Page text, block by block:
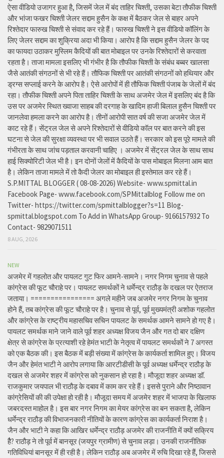
ऐसा वीडियो उजागर हुआ है, जिसमें जेल में बंद ताहिर चिश्ती, उसका बेटा तौफीक चिश्ती
और भांजा फखर चिश्ती जेलर सद्दाम हुसैन के कक्ष में बैठकर जेल से बाहर अपने
रिश्तेदार फारुख चिश्ती से संवाद कर रहे हैं। फारुख चिश्ती ने इस वीडियो कॉलिंग के
लिए जेलर सद्दाम का शुक्रिया अदा भी किया। आरोप है कि सद्दाम हुसैन जेलर के पद
का फायदा उठाकर मुस्लिम कैदियों की बात मोबाइल पर उनके रिश्तेदारों से करवाता
रहता है। ताजा मामला इसलिए भी गंभीर है कि तौफीक चिश्ती के संबंध बब्बर खालसा
जैसे आतंकी संगठनों से भी रहे हैं। तौफिक चिश्ती पर आतंकी संगठनों को हथियार और
ड्रग्स सप्लाई करने के आरोप है। ऐसे आरोपों में ही तौफिक चिश्ती पंजाब के जेलों में बंद
रहा। तौफीक चिश्ती अपने पिता ताहिर चिश्ती के साथ अजमेर जेल में इसलिए बंद है कि
उस पर अजमेर स्थित ख्वाजा साहब की दरगाह के खादिम हाजी बिलाल हुसैन चिश्ती पर
जानलेवा हमला करने का आरोप है। तीनों आरोपी सात वर्ष की सजा अजमेर जेल में
काट रहे हैं। सेंट्रल जेल से अपने रिश्तेदारों से वीडियो कॉल पर बात करने की इस
घटना से जेल की सुरक्षा व्यवस्था पर भी सवाल उठते हैं। सरकार को इस पूरे मामले की
गंभीरता के साथ जांच पड़ताल करवानी चाहिए । अजमेर में सेंट्रल जेल के साथ साथ
हाई सिक्योरिटी जेल भी है। इन दोनों जेलों में कैदियों के पास मोबाइल मिलना आम बात
है। लेकिन ताजा मामले में तो कैदी जेलर का मोबाइल ही इस्तेमाल कर रहे हैं।
S.P.MITTAL BLOGGER ( 08-08-2026) Website- www.spmittal.in
Facebook Page- www.facebook.com/SPMittalblog Follow me on
Twitter- https://twitter.com/spmittalblogger?s=11 Blog-
spmittal.blogspot.com To Add in WhatsApp Group- 9166157932 To
Contact- 9829071511
8 AUG, 2026
NEW
अजमेर में गहलोत और पायलट गुट फिर आमने-सामने। नगर निगम चुनाव से पहले
कांग्रेस की फूट चौराहे पर। पायलट समर्थकों ने धर्मेन्द्र राठौड़ के दखल पर ऐतराज
जताया। ================ अगले महीने जब अजमेर नगर निगम के चुनाव
होने हैं, तब कांग्रेस की फूट चौराहे पर है। चुनाव से पूर्व, पूर्व मुख्यमंत्री अशोक गहलोत
और कांग्रेस के राष्ट्रीय महासचिव सचिन पायलट के समर्थक आमने सामने हो गए है।
पायलट समर्थक माने जाने वाले पूर्व शहर अध्यक्ष विजय जैन और गत दो बार दक्षिण
क्षेत्र से कांग्रेस के प्रत्याशी रहे हेमंत भाटी के नेतृत्व में पायलट समर्थकों ने 7 अगस्त
को एक बैठक की। इस बैठक में बड़ी संख्या में कांग्रेस के कार्यकर्ता शामिल हुए। विजय
जैन और हेमंत भाटी ने आरोप लगाया कि आरटीडीसी के पूर्व अध्यक्ष धर्मेन्द्र राठौड़ के
दखल से अजमेर शहर में कांग्रेस को नुकसान हो रहा है। मौजूदा शहर अध्यक्ष डॉ.
राजकुमार जयपाल भी राठौड़ के दबाव में काम कर रहे हैं। इससे पुराने और निष्ठावान
कांग्रेसियों की की उपेक्षा हो रही है। मौजूदा समय में अजमेर शहर में भाजपा के खिलाफ
जबरदस्त माहोल है। इस बार नगर निगम का मेयर कांग्रेस का बन सकता है, लेकिन
धर्मेन्द्र राठौड़ की विभाजनकारी नीतियों के कारण कांग्रेस का कार्यकर्ता निराश है।
जैन और भाटी ने कहा कि आखिर धर्मेन्द्र राठौड़ अजमेर की राजनीति में क्यों सक्रिय
हैै? राठौड़ ने तो पूर्व में बानसूर (जयपुर ग्रामीण) से चुनाव लड़ा। उनकी राजनीतिक
गतिविधियां बानसूर में ही रही है। लेकिन राठौड़ अब अजमेर में रुचि दिखा रहे हैं, जिससे